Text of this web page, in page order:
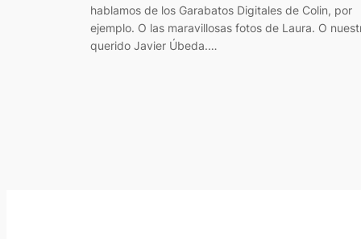
hablamos de los Garabatos Digitales de Colin, por
ejemplo. O las maravillosas fotos de Laura. O
querido Javier Úbeda.…